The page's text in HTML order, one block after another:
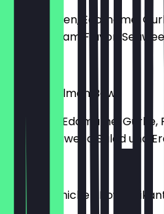
mit Garnelen, Edamame,
Green Cream Flavor,
Molokai Salmon Bowl
mit Lachs, Edamame,
Flavor, Seaweed Salad und
€ 15,40
Vulcano Chicken Bowl (pikant)